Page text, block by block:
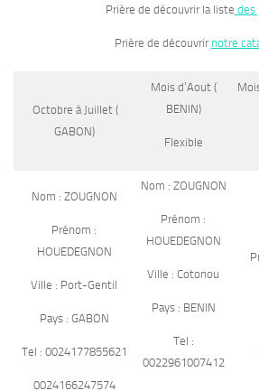
Prière de découvrir la liste des
Prière de découvrir notre
Octobre à Juillet (
GABON)
Mois d’Aout (
BENIN)
Flexible
Nom : ZOUGNON
Prénom :
HOUEDEGNON
Ville : Port-Gentil
Pays : GABON
Tel : 0024177855621
0024166247574
Nom : ZOUGNON
Prénom :
HOUEDEGNON
Ville : Cotonou
Pays : BENIN
Tel :
0022961007412